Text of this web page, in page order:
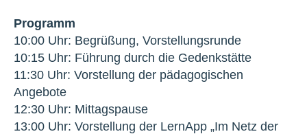
Programm
10:00 Uhr: Begrüßung, Vorstellungsrunde
10:15 Uhr: Führung durch die Gedenkstätte
11:30 Uhr: Vorstellung der pädagogischen
Angebote
12:30 Uhr: Mittagspause
13:00 Uhr: Vorstellung der LernApp „Im Netz der